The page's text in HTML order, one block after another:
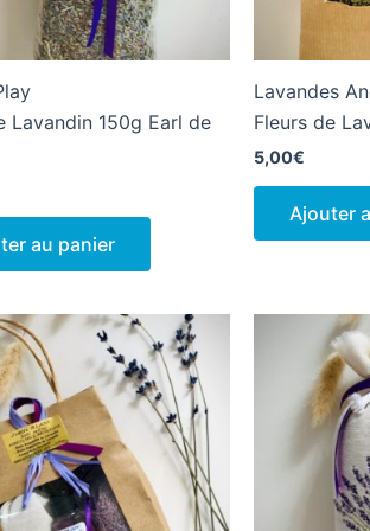
Lavandin 150g Earl de
au panier
Lavandes
Fleurs de
5,00€
Ajouter